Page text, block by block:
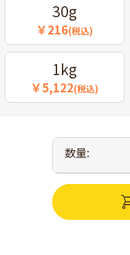
30g
￥216(税込)
1kg
￥5,122(税込)
数量: